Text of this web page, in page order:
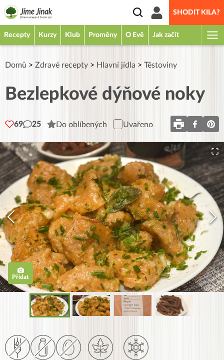
SHODIT KILA?
Recepty Kurzy Klub Proměny O Evě Jak začít
Domů > Zdravé recepty > Hlavní jídla > Těstoviny
Bezlepkové dýňové noky
69 25 Do oblíbených Uvařeno
Přidat